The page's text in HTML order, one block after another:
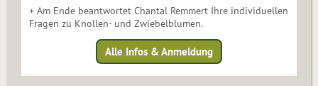
+ Am Ende beantwortet Chantal Remmert Ihre individuellen
Fragen zu Knollen- und Zwiebelblumen.
Alle Infos & Anmeldung